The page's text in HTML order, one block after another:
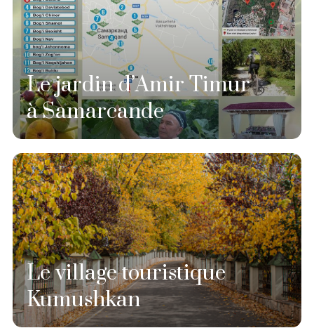
Le jardin d’Amir Timur
à Samarcande
Le village touristique
Kumushkan